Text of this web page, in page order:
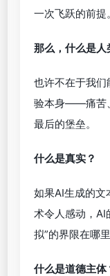
一次飞跃的前提。
那么，什么是人
也许不在于我
验本身——痛苦
最后的堡垒。
什么是真实？
如果AI生成的文
术令人感动，AI
拟”的界限在哪
什么是道德主体